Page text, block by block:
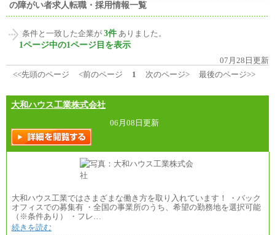
の障がい者求人転職・採用情報一覧
条件と一致した企業が 3件 ありました。
1ページ中の1ページ目を表示
07月28日更新
<<先頭のページ
<前のページ 1 次のページ> 最後のページ>>
大和ハウス工業株式会社
06月08日更新
大和ハウス工業ではさまざまな働き方を取り入れています！ ・バック
オフィスでの募集有 ・全国の事業所のうち、希望の勤務地を選択可能
（※条件あり） ・フレ…
続きを読む